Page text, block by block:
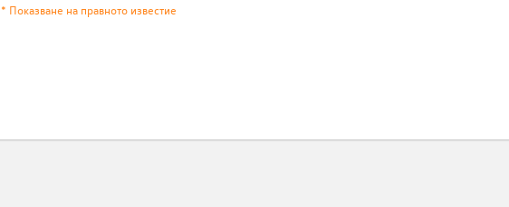
* Показване на правното известие